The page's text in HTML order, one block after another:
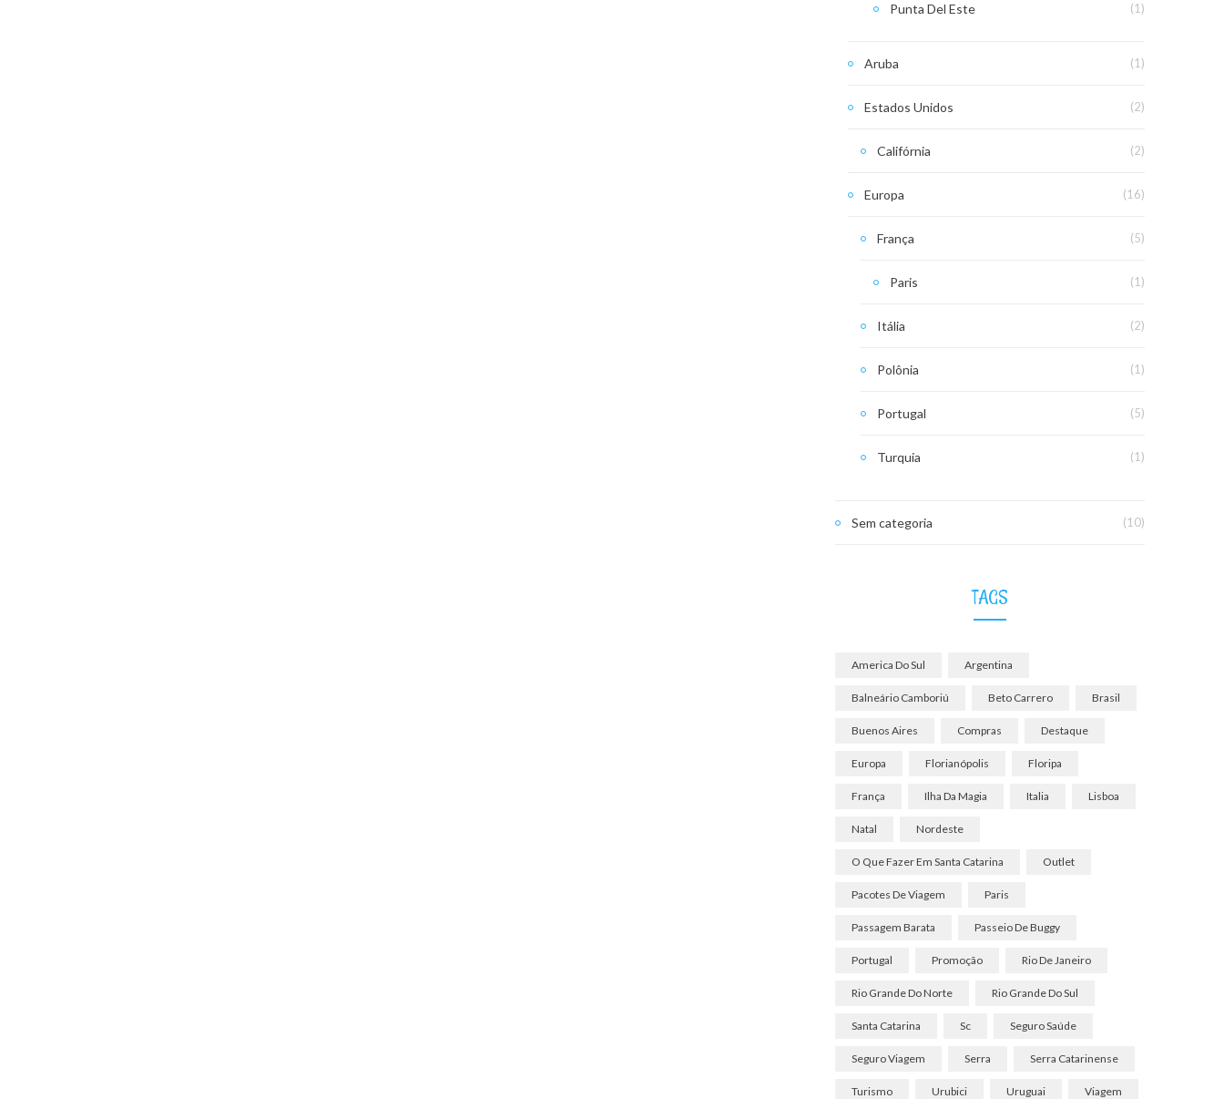
Punta Del Este (1)
Aruba (1)
Estados Unidos (2)
Califórnia (2)
Europa (16)
França (5)
Paris (1)
Itália (2)
Polônia (1)
Portugal (5)
Turquia (1)
Sem categoria (10)
TAGS
America Do Sul Argentina
Balneário Camboriú Beto Carrero Brasil
Buenos Aires Compras Destaque
Europa Florianópolis Floripa
França Ilha Da Magia Italia Lisboa
Natal Nordeste
O Que Fazer Em Santa Catarina Outlet
Pacotes De Viagem Paris
Passagem Barata Passeio De Buggy
Portugal Promoção Rio De Janeiro
Rio Grande Do Norte Rio Grande Do Sul
Santa Catarina Sc Seguro Saúde
Seguro Viagem Serra Serra Catarinense
Turismo Urubici Uruguai Viagem